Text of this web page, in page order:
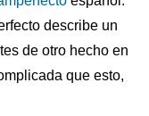
describe un
de otro hecho en
que esto,